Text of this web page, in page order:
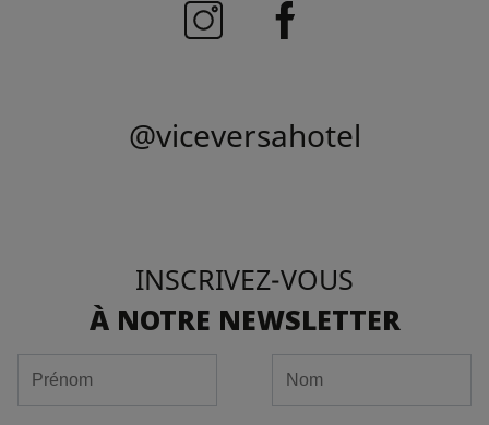
@viceversahotel
INSCRIVEZ-VOUS
À NOTRE NEWSLETTER